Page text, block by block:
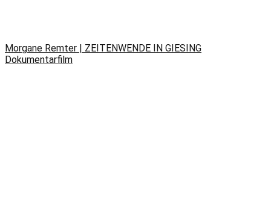
Morgane Remter | ZEITENWENDE IN GIESING
Dokumentarfilm